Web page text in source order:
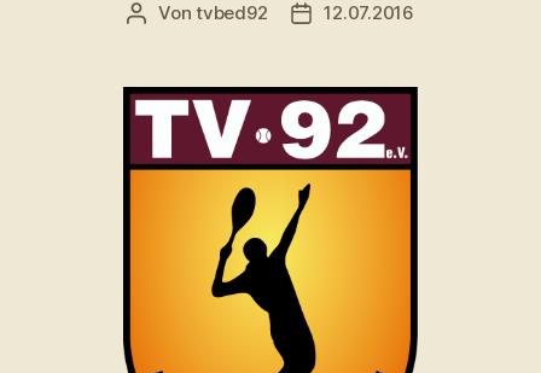
Beitragsautor
Vontvbed92 Veröffentlichungsdatum
12.07.2016